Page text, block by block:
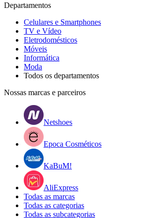
Departamentos
Celulares e Smartphones
TV e Vídeo
Eletrodomésticos
Móveis
Informática
Moda
Todos os departamentos
Nossas marcas e parceiros
Netshoes
Epoca Cosméticos
KaBuM!
AliExpress
Todas as marcas
Todas as categorias
Todas as subcategorias